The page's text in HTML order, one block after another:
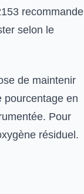
recommande
selon le
de maintenir
pourcentage en
Pour
résiduel.